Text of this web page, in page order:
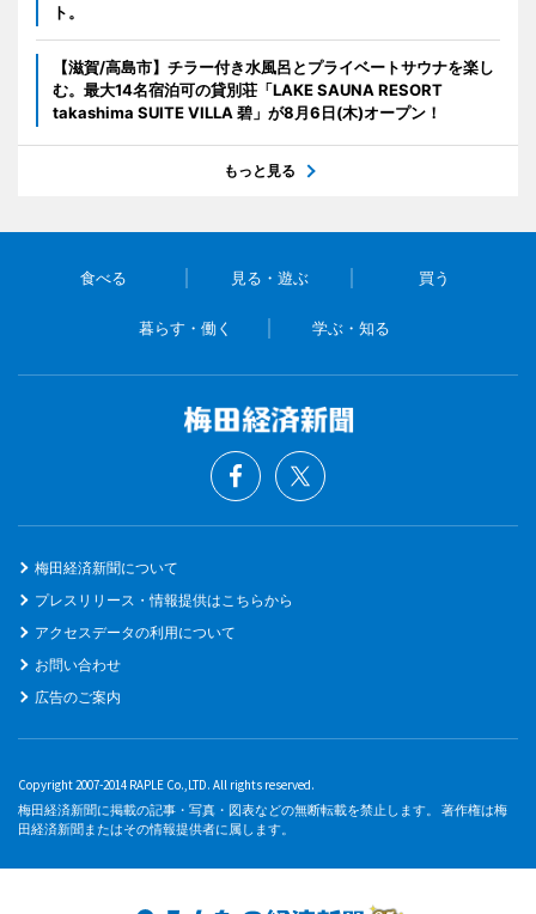
ト。
【滋賀/高島市】チラー付き水風呂とプライベートサウナを楽し
む。最大14名宿泊可の貸別荘「LAKE SAUNA RESORT
takashima SUITE VILLA 碧」が8月6日(木)オープン！
もっと見る
食べる 見る・遊ぶ 買う
暮らす・働く 学ぶ・知る
梅田経済新聞について
プレスリリース・情報提供はこちらから
アクセスデータの利用について
お問い合わせ
広告のご案内
Copyright 2007-2014 RAPLE Co.,LTD. All rights reserved.
梅田経済新聞に掲載の記事・写真・図表などの無断転載を禁止します。 著作権は梅
田経済新聞またはその情報提供者に属します。